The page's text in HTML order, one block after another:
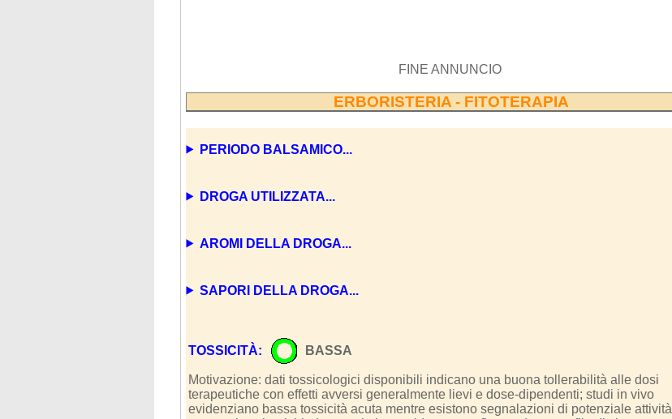
FINE ANNUNCIO
ERBORISTERIA - FITOTERAPIA
PERIODO BALSAMICO...
DROGA UTILIZZATA...
AROMI DELLA DROGA...
SAPORI DELLA DROGA...
TOSSICITÀ: BASSA
Motivazione: dati tossicologici disponibili indicano una buona tollerabilità alle dosi
terapeutiche con effetti avversi generalmente lievi e dose-dipendenti; studi in vivo
evidenziano bassa tossicità acuta mentre esistono segnalazioni di potenziale attività